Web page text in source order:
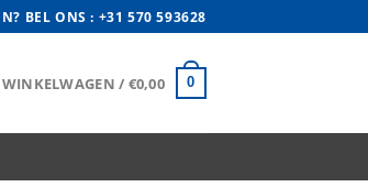
BEL ONS : +31 570 593628
WINKELWAGEN / €0,00 0